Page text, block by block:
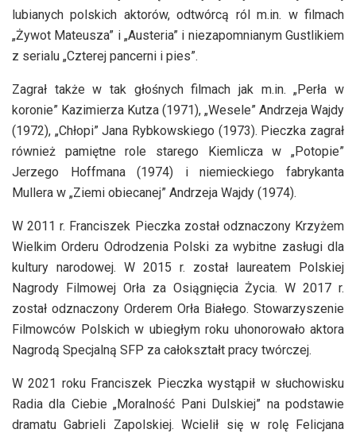
lubianych polskich aktorów, odtwórcą ról m.in. w filmach
„Żywot Mateusza” i „Austeria” i niezapomnianym Gustlikiem
z serialu „Czterej pancerni i pies”.
Zagrał także w tak głośnych filmach jak m.in. „Perła w
koronie” Kazimierza Kutza (1971), „Wesele” Andrzeja Wajdy
(1972), „Chłopi” Jana Rybkowskiego (1973). Pieczka zagrał
również pamiętne role starego Kiemlicza w „Potopie”
Jerzego Hoffmana (1974) i niemieckiego fabrykanta
Mullera w „Ziemi obiecanej” Andrzeja Wajdy (1974).
W 2011 r. Franciszek Pieczka został odznaczony Krzyżem
Wielkim Orderu Odrodzenia Polski za wybitne zasługi dla
kultury narodowej. W 2015 r. został laureatem Polskiej
Nagrody Filmowej Orła za Osiągnięcia Życia. W 2017 r.
został odznaczony Orderem Orła Białego. Stowarzyszenie
Filmowców Polskich w ubiegłym roku uhonorowało aktora
Nagrodą Specjalną SFP za całokształt pracy twórczej.
W 2021 roku Franciszek Pieczka wystąpił w słuchowisku
Radia dla Ciebie „Moralność Pani Dulskiej” na podstawie
dramatu Gabrieli Zapolskiej. Wcielił się w rolę Felicjana